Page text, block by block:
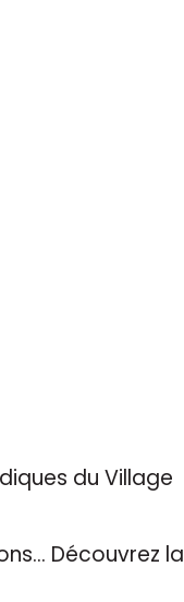
du Village
Découvrez la